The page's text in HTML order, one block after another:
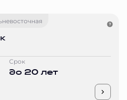
Срок
до 20 лет